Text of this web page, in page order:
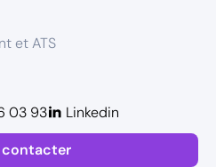
et ATS
contacter
03 93 Linkedin